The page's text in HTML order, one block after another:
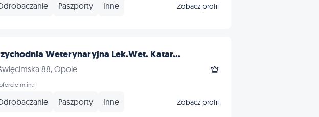
Paszporty Inne Zobacz profil
Weterynaryjna Lek.Wet. Katar...
88, Opole
m.in.:
Paszporty Inne Zobacz profil